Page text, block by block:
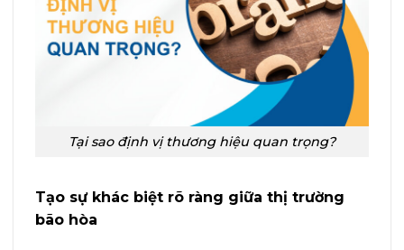
Tại sao định vị thương hiệu quan trọng?
Tạo sự khác biệt rõ ràng giữa thị trường
bão hòa